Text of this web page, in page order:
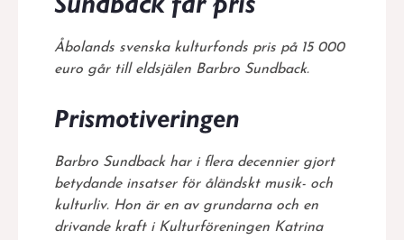
Åbolands svenska kulturfonds pris på 15 000
euro går till eldsjälen Barbro Sundback.
Prismotiveringen
Barbro Sundback har i flera decennier gjort
betydande insatser för åländskt musik- och
kulturliv. Hon är en av grundarna och en
drivande kraft i Kulturföreningen Katrina